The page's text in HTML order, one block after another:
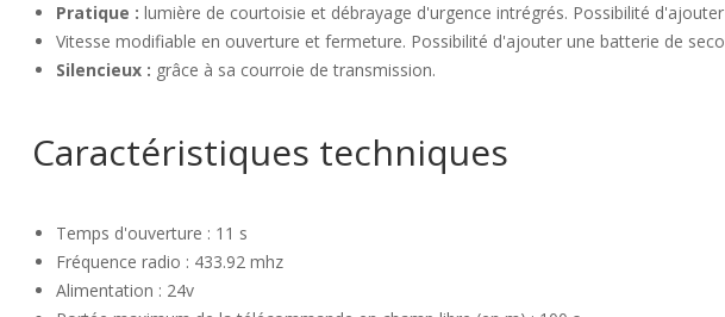
Pratique : lumière de courtoisie et débrayage d'urgence intrégrés. Possibilité
Vitesse modifiable en ouverture et fermeture. Possibilité d'ajouter une batterie de
Silencieux : grâce à sa courroie de transmission.
Caractéristiques techniques
Temps d'ouverture : 11 s
Fréquence radio : 433.92 mhz
Alimentation : 24v